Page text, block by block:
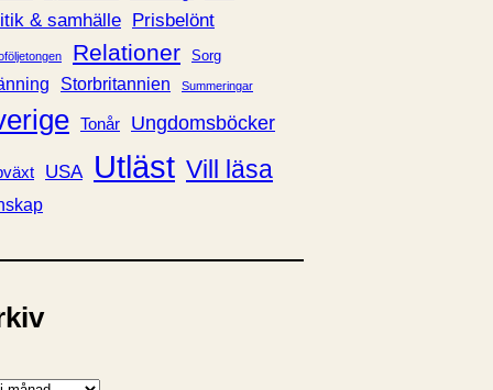
& samhälle Prisbelönt
Relationer Sorg
Storbritannien Summeringar
Tonår Ungdomsböcker
USA Utläst Vill läsa